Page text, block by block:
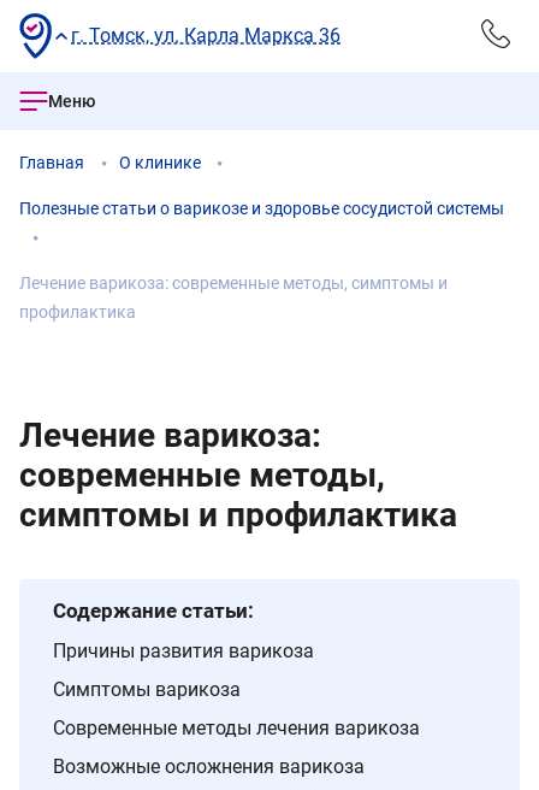
г. Томск, ул. Карла Маркса 36
Меню
Главная О клинике
Полезные статьи о варикозе и здоровье сосудистой системы
Лечение варикоза: современные методы, симптомы и
профилактика
Лечение варикоза:
современные методы,
симптомы и профилактика
Содержание статьи:
Причины развития варикоза
Симптомы варикоза
Современные методы лечения варикоза
Возможные осложнения варикоза